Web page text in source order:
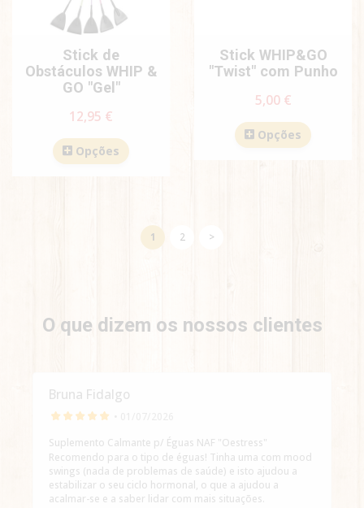
Stick de
Obstáculos WHIP &
GO "Gel"
12,95 €
Opções
Stick WHIP&GO
"Twist" com Punho
5,00 €
Opções
1 2 >
O que dizem os nossos clientes
Bruna Fidalgo
Suplemento Calmante p/ Éguas NAF "Oestress"
Recomendo para o tipo de éguas! Tinha uma com mood
swings (nada de problemas de saúde) e isto ajudou a
estabilizar o seu ciclo hormonal, o que a ajudou a
acalmar-se e a saber lidar com mais situações.